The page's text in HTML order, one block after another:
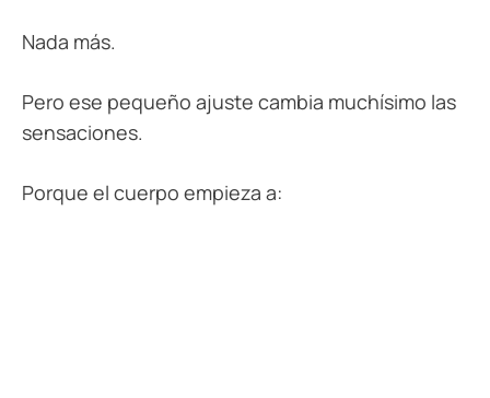
Nada más.
Pero ese pequeño ajuste cambia muchísimo las
sensaciones.
Porque el cuerpo empieza a: